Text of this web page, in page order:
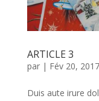
ARTICLE 3
par | Fév 20, 2017
Duis aute irure